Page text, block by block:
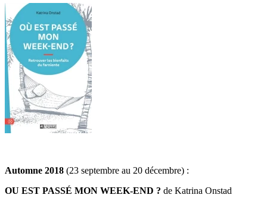
Automne 2018 (23 septembre au 20 décembre) :
OU EST PASSÉ MON WEEK-END ? de Katrina Onstad